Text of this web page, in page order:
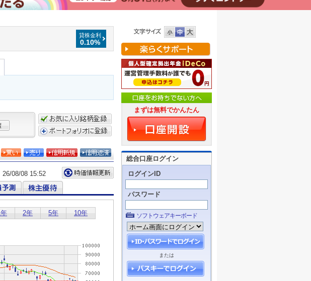
貸株金利
0.10%
まずは無料でかんたん
総合口座ログイン
ログインID
パスワード
ソフトウェアキーボード
または